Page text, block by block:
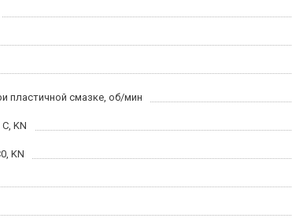
пластичной смазке, об/мин
KN
KN